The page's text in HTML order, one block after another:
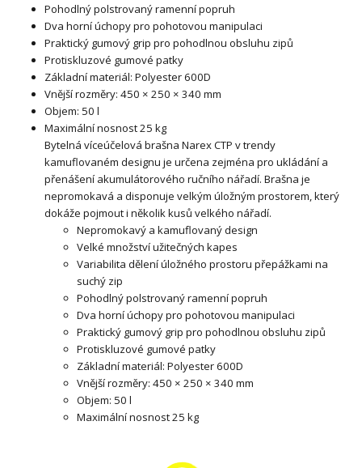
Pohodlný polstrovaný ramenní popruh
Dva horní úchopy pro pohotovou manipulaci
Praktický gumový grip pro pohodlnou obsluhu zipů
Protiskluzové gumové patky
Základní materiál: Polyester 600D
Vnější rozměry: 450 × 250 × 340 mm
Objem: 50 l
Maximální nosnost 25 kg
Bytelná víceúčelová brašna Narex CTP v trendy
kamuflovaném designu je určena zejména pro ukládání a
přenášení akumulátorového ručního nářadí. Brašna je
nepromokavá a disponuje velkým úložným prostorem, který
dokáže pojmout i několik kusů velkého nářadí.
Nepromokavý a kamuflovaný design
Velké množství užitečných kapes
Variabilita dělení úložného prostoru přepážkami na
suchý zip
Pohodlný polstrovaný ramenní popruh
Dva horní úchopy pro pohotovou manipulaci
Praktický gumový grip pro pohodlnou obsluhu zipů
Protiskluzové gumové patky
Základní materiál: Polyester 600D
Vnější rozměry: 450 × 250 × 340 mm
Objem: 50 l
Maximální nosnost 25 kg